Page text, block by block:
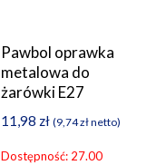
Pawbol oprawka
metalowa do
żarówki E27
11,98 zł (9,74złnetto)
Dostępność: 27.00